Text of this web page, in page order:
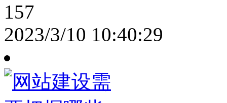
157
2023/3/10 10:40:29